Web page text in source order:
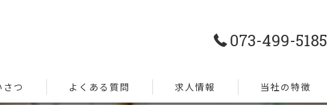
073-499-5185
さつ よくある質問 求人情報 当社の特徴